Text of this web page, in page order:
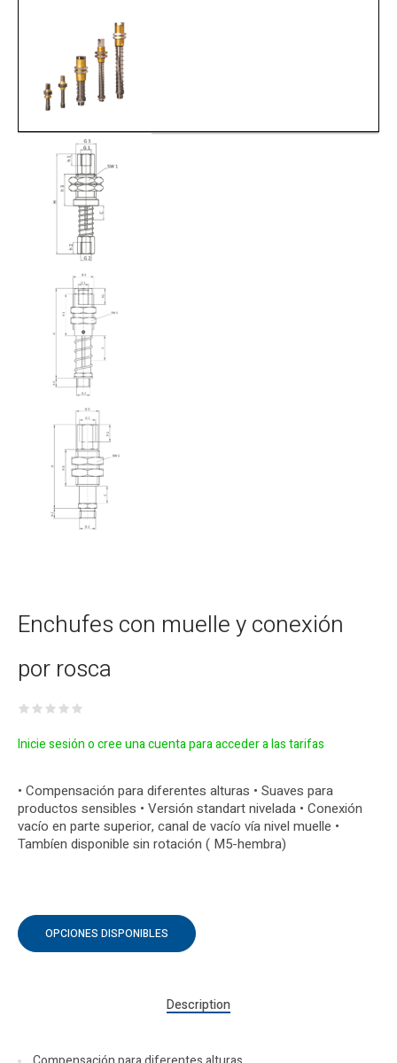
Enchufes con muelle y conexión
por rosca
Inicie sesión o cree una cuenta para acceder a las tarifas
• Compensación para diferentes alturas • Suaves para
productos sensibles • Versión standart nivelada • Conexión
vacío en parte superior, canal de vacío vía nivel muelle •
Tambíen disponible sin rotación ( M5-hembra)
OPCIONES DISPONIBLES
Description